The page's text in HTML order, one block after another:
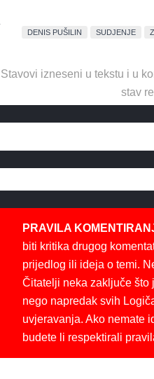
DENIS PUŠILIN SUDJENJE
Stavovi izneseni u tekstu i u
stav
PRAVILA
biti kritika drugog
prijedlog ili ideja o temi.
Čitatelji neka zaključe što
nego napredak svih
uvjeravanja. Ako nemate
budete li respektirali